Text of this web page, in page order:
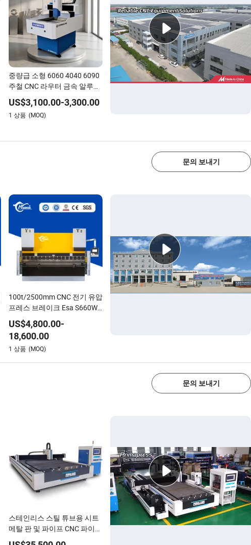
중량급 소형 6060 4040 6090
주철 CNC 라우터 금속 알루미
늄 구리 황동 강철 금형 밀링
조각 기계
US$3,100.00-3,300.00
1 상품 (MOQ)
문의 보내기
100t/2500mm CNC 전기 유압
프레스 브레이크 Esa S660W
터치스크린 백게이지 시트 접
기 가공 기계 장비 시트 금속
굽힘 기계 기계
US$4,800.00-
18,600.00
1 상품 (MOQ)
문의 보내기
스테인리스 스틸 튜브용 시트
메탈 판 및 파이프 CNC 파이버
레이저 절단기